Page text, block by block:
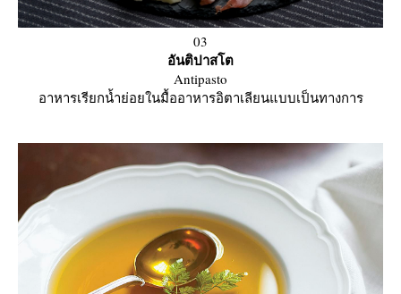
03
อันติปาสโต
Antipasto
อาหารเรียกน้ำย่อยในมื้ออาหารอิตาเลียนแบบเป็นทางการ